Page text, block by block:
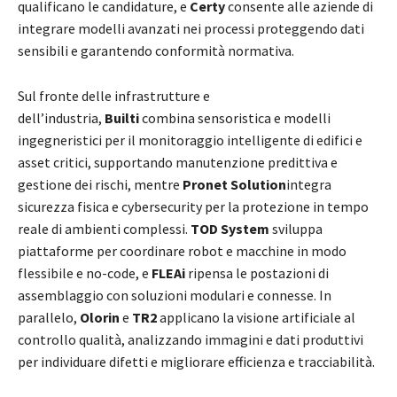
qualificano le candidature, e Certyconsente alle aziende di
integrare modelli avanzati nei processi proteggendo dati
sensibili e garantendo conformità normativa.
Sul fronte delle infrastrutture e
dell’industria, Builticombina sensoristica e modelli
ingegneristici per il monitoraggio intelligente di edifici e
asset critici, supportando manutenzione predittiva e
gestione dei rischi, mentre Pronet Solutionintegra
sicurezza fisica e cybersecurity per la protezione in tempo
reale di ambienti complessi. TOD System sviluppa
piattaforme per coordinare robot e macchine in modo
flessibile e no-code, e FLEAi ripensa le postazioni di
assemblaggio con soluzioni modulari e connesse. In
parallelo, Olorin e TR2applicano la visione artificiale al
controllo qualità, analizzando immagini e dati produttivi
per individuare difetti e migliorare efficienza e tracciabilità.